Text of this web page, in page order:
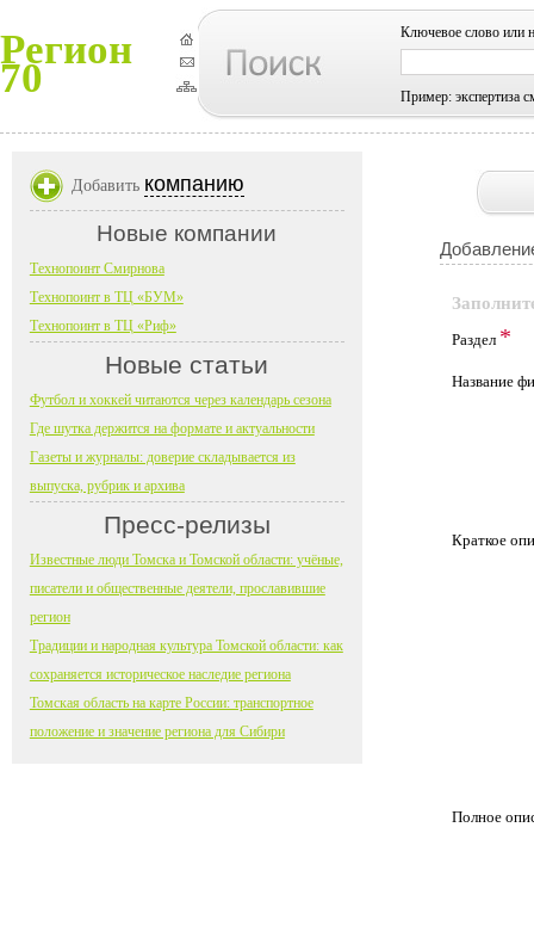
Регион
70
Ключевое слово или
Пример: экспертиза
Раздел *
Название
Краткое
Полное
Добавить компанию
Новые компании
Технопоинт Смирнова
Технопоинт в ТЦ «БУМ»
Технопоинт в ТЦ «Риф»
Новые статьи
Футбол и хоккей читаются через календарь сезона
Где шутка держится на формате и актуальности
Газеты и журналы: доверие складывается из
выпуска, рубрик и архива
Пресс-релизы
Известные люди Томска и Томской области: учёные,
писатели и общественные деятели, прославившие
регион
Традиции и народная культура Томской области: как
сохраняется историческое наследие региона
Томская область на карте России: транспортное
положение и значение региона для Сибири